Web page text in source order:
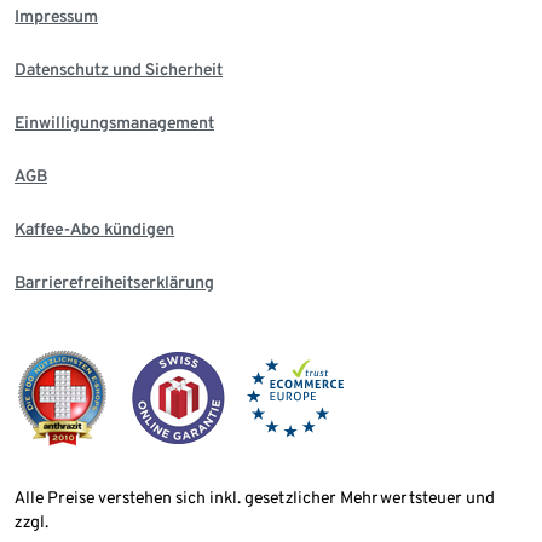
Impressum
Datenschutz und Sicherheit
Einwilligungsmanagement
AGB
Kaffee-Abo kündigen
Barrierefreiheitserklärung
Alle Preise verstehen sich inkl. gesetzlicher Mehrwertsteuer und
zzgl.